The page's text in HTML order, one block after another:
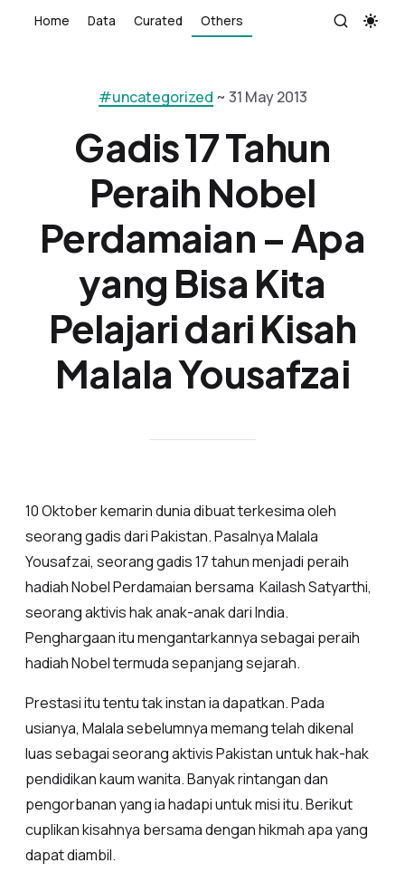
Home Data Curated Others
#uncategorized ~ 31 May 2013
Gadis 17 Tahun
Peraih Nobel
Perdamaian – Apa
yang Bisa Kita
Pelajari dari Kisah
Malala Yousafzai
10 Oktober kemarin dunia dibuat terkesima oleh
seorang gadis dari Pakistan. Pasalnya Malala
Yousafzai, seorang gadis 17 tahun menjadi peraih
hadiah Nobel Perdamaian bersama Kailash Satyarthi,
seorang aktivis hak anak-anak dari India.
Penghargaan itu mengantarkannya sebagai peraih
hadiah Nobel termuda sepanjang sejarah.
Prestasi itu tentu tak instan ia dapatkan. Pada
usianya, Malala sebelumnya memang telah dikenal
luas sebagai seorang aktivis Pakistan untuk hak-hak
pendidikan kaum wanita. Banyak rintangan dan
pengorbanan yang ia hadapi untuk misi itu. Berikut
cuplikan kisahnya bersama dengan hikmah apa yang
dapat diambil.